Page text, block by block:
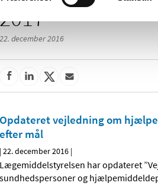
2017
22. december 2016
Opdateret vejledning om
efter mål
|22. december 2016 |
Lægemiddelstyrelsen har opdateret
sundhedspersoner og